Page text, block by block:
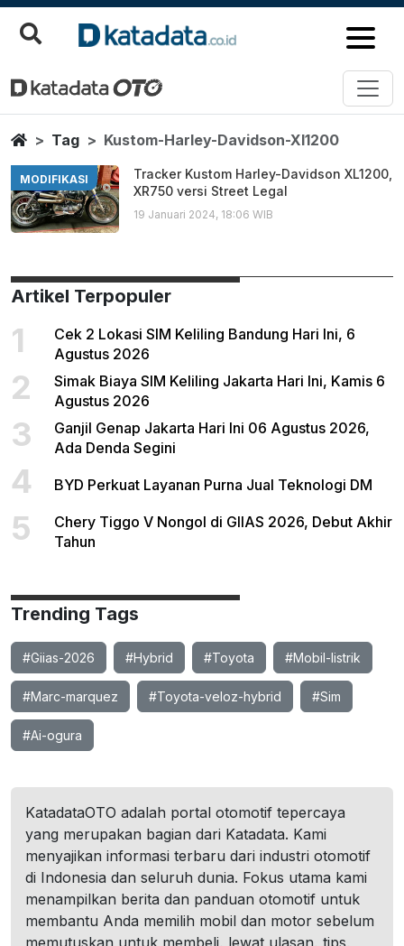
Kustom Harley Davidson Xl1200
Berita Terbaru
HomeTag Kustom-Harley-Davidson-Xl1200
MODIFIKASI
Tracker Kustom Harley-Davidson XL1200,
XR750 versi Street Legal
19 Januari 2024, 18:06 WIB
Artikel Terpopuler
1
Cek 2 Lokasi SIM Keliling Bandung Hari Ini, 6
Agustus 2026
2
Simak Biaya SIM Keliling Jakarta Hari Ini, Kamis 6
Agustus 2026
3
Ganjil Genap Jakarta Hari Ini 06 Agustus 2026,
Ada Denda Segini
4 BYD Perkuat Layanan Purna Jual Teknologi DM
5
Chery Tiggo V Nongol di GIIAS 2026, Debut Akhir
Tahun
Trending Tags
#Giias-2026 #Hybrid #Toyota #Mobil-listrik
#Marc-marquez #Toyota-veloz-hybrid #Sim
#Ai-ogura
KatadataOTO adalah portal otomotif tepercaya
yang merupakan bagian dari Katadata. Kami
menyajikan informasi terbaru dari industri otomotif
di Indonesia dan seluruh dunia. Fokus utama kami
menampilkan berita dan panduan otomotif untuk
membantu Anda memilih mobil dan motor sebelum
memutuskan untuk membeli, lewat ulasan, tips,